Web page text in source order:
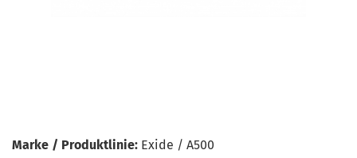
Marke / Produktlinie: Exide / A500